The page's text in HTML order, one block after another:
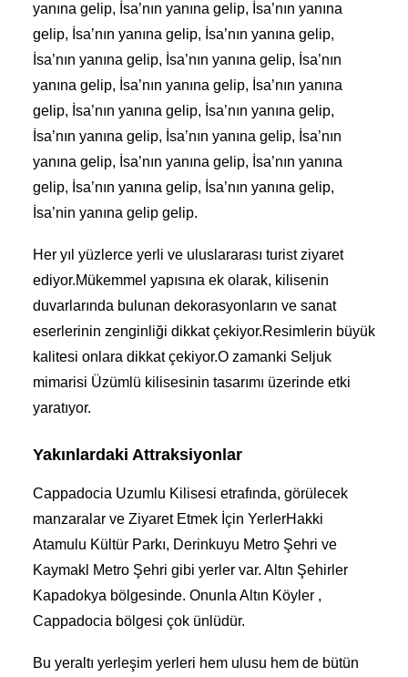
yanına gelip, İsa’nın yanına gelip, İsa’nın yanına
gelip, İsa’nın yanına gelip, İsa’nın yanına gelip,
İsa’nın yanına gelip, İsa’nın yanına gelip, İsa’nın
yanına gelip, İsa’nın yanına gelip, İsa’nın yanına
gelip, İsa’nın yanına gelip, İsa’nın yanına gelip,
İsa’nın yanına gelip, İsa’nın yanına gelip, İsa’nın
yanına gelip, İsa’nın yanına gelip, İsa’nın yanına
gelip, İsa’nın yanına gelip, İsa’nın yanına gelip,
İsa’nin yanına gelip gelip.
Her yıl yüzlerce yerli ve uluslararası turist ziyaret
ediyor.Mükemmel yapısına ek olarak, kilisenin
duvarlarında bulunan dekorasyonların ve sanat
eserlerinin zenginliği dikkat çekiyor.Resimlerin büyük
kalitesi onlara dikkat çekiyor.O zamanki Seljuk
mimarisi Üzümlü kilisesinin tasarımı üzerinde etki
yaratıyor.
Yakınlardaki Attraksiyonlar
Cappadocia Uzumlu Kilisesi etrafında, görülecek
manzaralar ve Ziyaret Etmek İçin YerlerHakki
Atamulu Kültür Parkı, Derinkuyu Metro Şehri ve
Kaymakl Metro Şehri gibi yerler var. Altın Şehirler
Kapadokya bölgesinde. Onunla Altın Köyler ,
Cappadocia bölgesi çok ünlüdür.
Bu yeraltı yerleşim yerleri hem ulusu hem de bütün